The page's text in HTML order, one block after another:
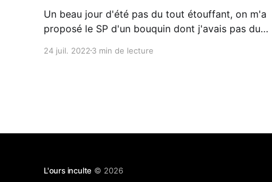
Un beau jour d'été pas du tout étouffant, on m'a
proposé le SP d'un bouquin dont j'avais pas du
Desienne publié par ActuSF dans une
24 juil. 2022 3 min de lecture
L'ours inculte © 2026